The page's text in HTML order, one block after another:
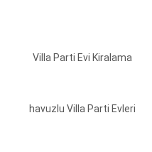
Villa Parti Evi Kiralama
havuzlu Villa Parti Evleri